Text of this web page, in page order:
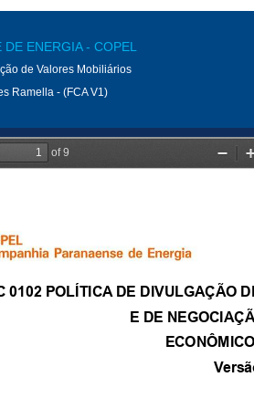
ENERGIA - COPEL
de Valores Mobiliários
Ramella - (FCA V1)